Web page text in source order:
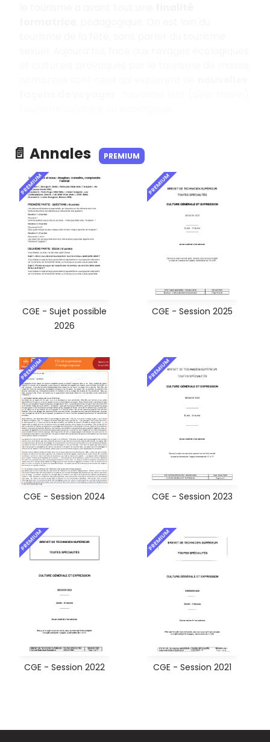
📄 Annales PREMIUM
PREMIUM
CGE - Sujet possible
2026
PREMIUM
CGE - Session 2025
PREMIUM
CGE - Session 2024
PREMIUM
CGE - Session 2023
PREMIUM
CGE - Session 2022
PREMIUM
CGE - Session 2021